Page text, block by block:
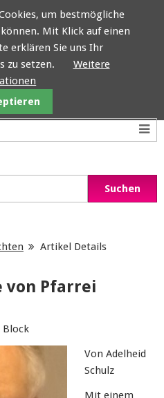
Artikel Details
von Pfarrei
Von Adelheid
Schulz
Mit einem
um bestmögliche
Mit Klick auf einen
erklären Sie uns Ihr
zu setzen.
Weitere